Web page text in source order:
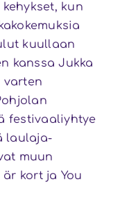
kun
kuullaan
kanssa Jukka
varten
festivaaliyhtye
laulaja-
muun
kort ja You